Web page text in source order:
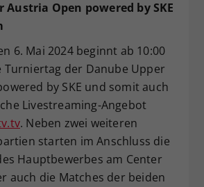
Austria Open powered by SKE
6. Mai 2024 beginnt ab 10:00
Turniertag der Danube Upper
by SKE und somit auch
Livestreaming-Angebot
. Neben zwei weiteren
starten im Anschluss die
Hauptbewerbes am Center
auch die Matches der beiden